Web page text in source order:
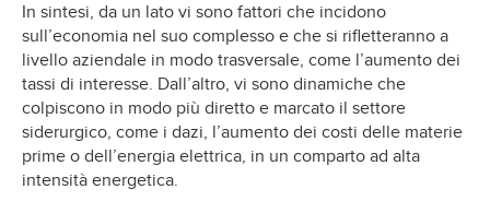
In sintesi, da un lato vi sono fattori che incidono
sull’economia nel suo complesso e che si rifletteranno a
livello aziendale in modo trasversale, come l’aumento dei
tassi di interesse. Dall’altro, vi sono dinamiche che
colpiscono in modo più diretto e marcato il settore
siderurgico, come i dazi, l’aumento dei costi delle materie
prime o dell’energia elettrica, in un comparto ad alta
intensità energetica.